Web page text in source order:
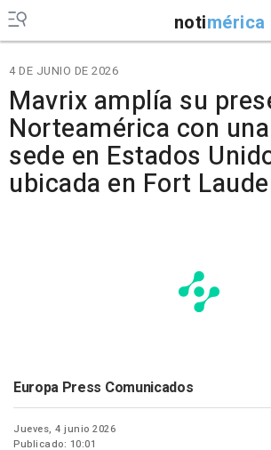
notimérica
4 DE JUNIO DE 2026
Mavrix amplía su
Norteamérica con
sede en Estados
ubicada en Fort
Europa Press Comunicados
Jueves, 4 junio 2026
Publicado: 10:01